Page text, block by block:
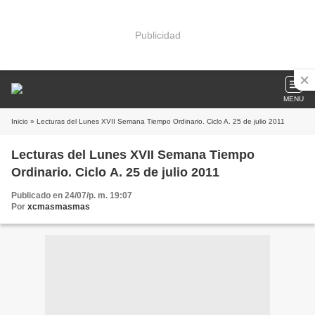
Publicidad
MENU
Inicio » Lecturas del Lunes XVII Semana Tiempo Ordinario. Ciclo A. 25 de julio 2011
Lecturas del Lunes XVII Semana Tiempo
Ordinario. Ciclo A. 25 de julio 2011
Publicado en 24/07/p. m. 19:07
Por xcmasmasmas